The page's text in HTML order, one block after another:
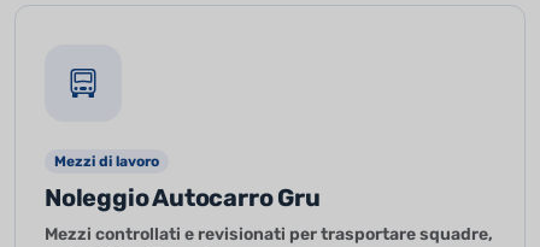
Mezzi di lavoro
Noleggio Autocarro Gru
Mezzi controllati e revisionati per trasportare squadre,